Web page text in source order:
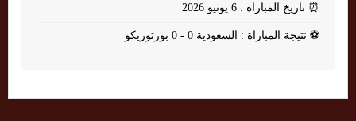
⏰ تاريخ المباراة : 6 يونيو 2026
⚽ نتيجة المباراة : السعودية 0 - 0 بورتوريكو